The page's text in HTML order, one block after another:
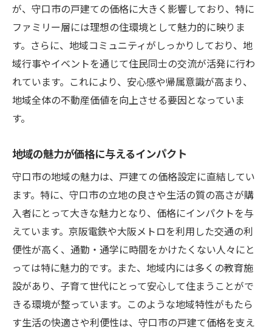
が、守口市の戸建ての価格に大きく影響しており、特に
ファミリー層には理想の住環境として魅力的に映りま
す。さらに、地域コミュニティがしっかりしており、地
域行事やイベントを通じて住民同士の交流が活発に行わ
れています。これにより、安心感や帰属意識が高まり、
地域全体の不動産価値を向上させる要因となっていま
す。
地域の魅力が価格に与えるインパクト
守口市の地域の魅力は、戸建ての価格設定に直結してい
ます。特に、守口市の立地の良さや生活の質の高さが購
入者にとって大きな魅力となり、価格にインパクトを与
えています。京阪電鉄や大阪メトロを利用した交通の利
便性が高く、通勤・通学に時間をかけたくない人々にと
っては特に魅力的です。また、地域内には多くの教育施
設があり、子育て世代にとって安心して住まうことがで
きる環境が整っています。このような地域特性がもたら
す生活の快適さや利便性は、守口市の戸建て価格を支え